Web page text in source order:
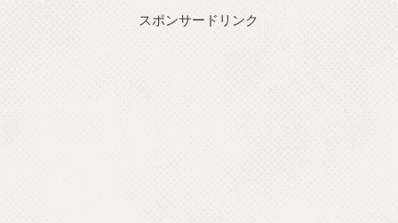
スポンサードリンク